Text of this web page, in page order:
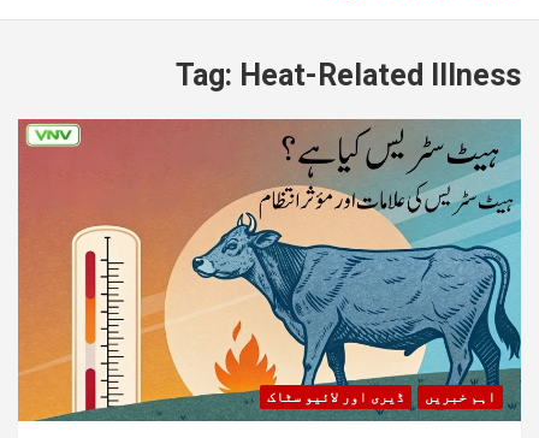
Tag: Heat-Related Illness
اہم خبریں ڈیری اور لائیو سٹاک